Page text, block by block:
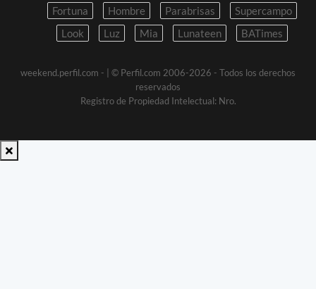
Fortuna
Hombre Parabrisas
Supercampo
Look
Luz Mia Lunateen BATimes
weekend.perfil.com -
| © Perfil.com 2006-2026 - Todos los derechos
reservados
Registro de Propiedad Intelectual: Nro.